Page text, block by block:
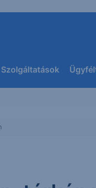
Szolgáltatások